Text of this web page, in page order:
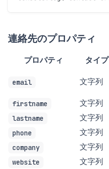
連絡先のプロパティ
プロパティ タイプ
email 文字列
firstname 文字列
lastname 文字列
phone 文字列
company 文字列
website 文字列